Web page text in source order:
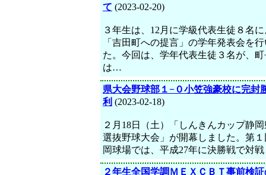
て (2023-02-20)
３年生は、12月に学級代表生徒８名
「吉田町への提言」の学年発表会を
た。今回は、学年代表生徒３名が、
は…
県大会野球部１−０小笠強豪校に完封
利 (2023-02-18)
２月18日（土）「しんきんカップ静
選抜野球大会」が開幕しました。第
岡球場では、平成27年に決勝戦で対
２年生全国学調ＭＥＸＣＢＴ事前検